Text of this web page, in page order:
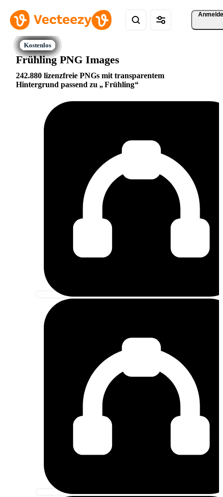
Frühling PNG Images
242.880 lizenzfreie PNGs mit transparentem
Hintergrund passend zu
Frühling